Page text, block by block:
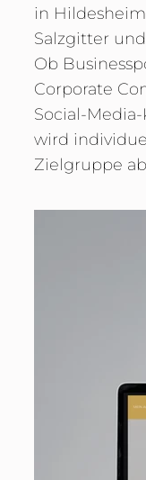
in
Salzgitter
Ob
Corporate
Social-
wird
Zielgruppe